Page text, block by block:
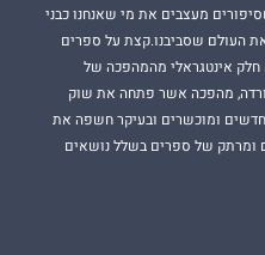
מעצבים את מי שאנחנו כבני
העולם שסביבנו.קצת על ספרים
חלק אינטגראלי מהמהפכה של
מהפכה אשר פתחה את שוק
ומוכשרים ובעיקר חשפה את
ומרתק של ספרים בשלל נושאים